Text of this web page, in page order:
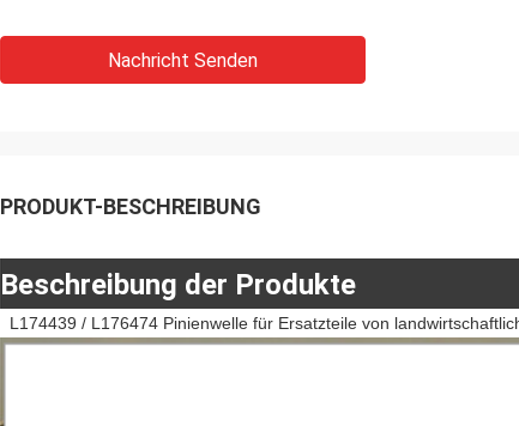
Nachricht Senden
PRODUKT-BESCHREIBUNG
Beschreibung der Produkte
L174439 / L176474 Pinienwelle für Ersatzteile von